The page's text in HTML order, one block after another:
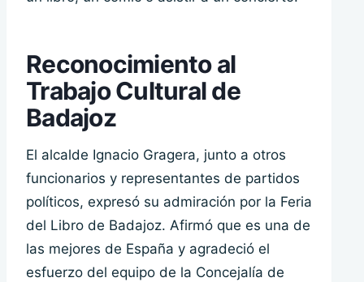
Reconocimiento al
Trabajo Cultural de
Badajoz
El alcalde Ignacio Gragera, junto a otros
funcionarios y representantes de partidos
políticos, expresó su admiración por la Feria
del Libro de Badajoz. Afirmó que es una de
las mejores de España y agradeció el
esfuerzo del equipo de la Concejalía de